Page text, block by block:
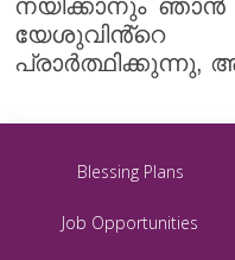
നയിക്കാനും
യേശുവിൻ്റെ
പ്രാർത്ഥിക്കുന്നു,
Blessing Plans
Job Opportunities